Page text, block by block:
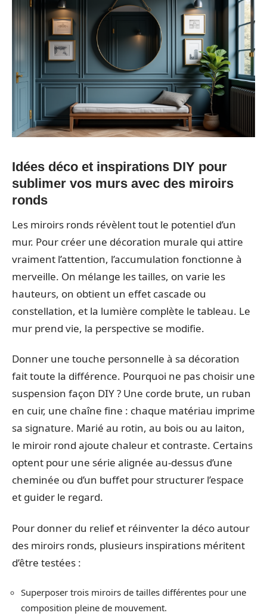
Idées déco et inspirations DIY pour
sublimer vos murs avec des miroirs
ronds
Les miroirs ronds révèlent tout le potentiel d’un
mur. Pour créer une décoration murale qui attire
vraiment l’attention, l’accumulation fonctionne à
merveille. On mélange les tailles, on varie les
hauteurs, on obtient un effet cascade ou
constellation, et la lumière complète le tableau. Le
mur prend vie, la perspective se modifie.
Donner une touche personnelle à sa décoration
fait toute la différence. Pourquoi ne pas choisir une
suspension façon DIY ? Une corde brute, un ruban
en cuir, une chaîne fine : chaque matériau imprime
sa signature. Marié au rotin, au bois ou au laiton,
le miroir rond ajoute chaleur et contraste. Certains
optent pour une série alignée au-dessus d’une
cheminée ou d’un buffet pour structurer l’espace
et guider le regard.
Pour donner du relief et réinventer la déco autour
des miroirs ronds, plusieurs inspirations méritent
d’être testées :
Superposer trois miroirs de tailles différentes pour une
composition pleine de mouvement.